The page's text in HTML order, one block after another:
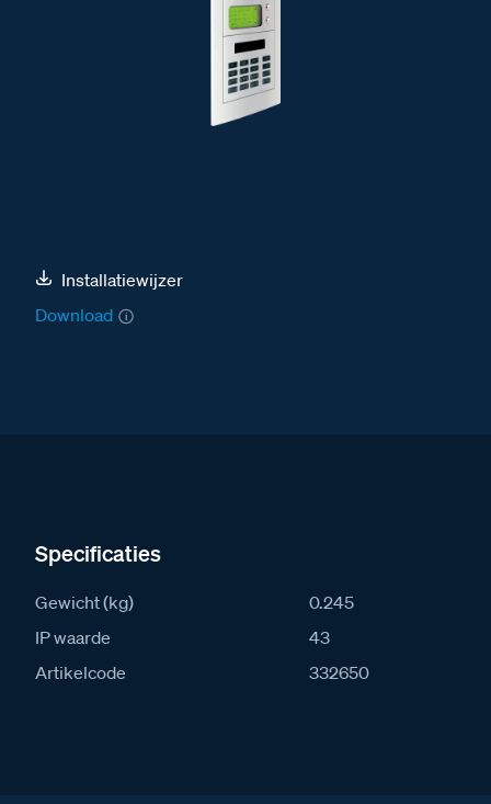
Installatiewijzer
Download
Specificaties
Gewicht (kg)
0.245
IP waarde
43
Artikelcode
332650